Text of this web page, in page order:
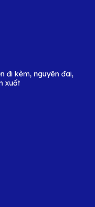
đi kèm, nguyên đai,
xuất